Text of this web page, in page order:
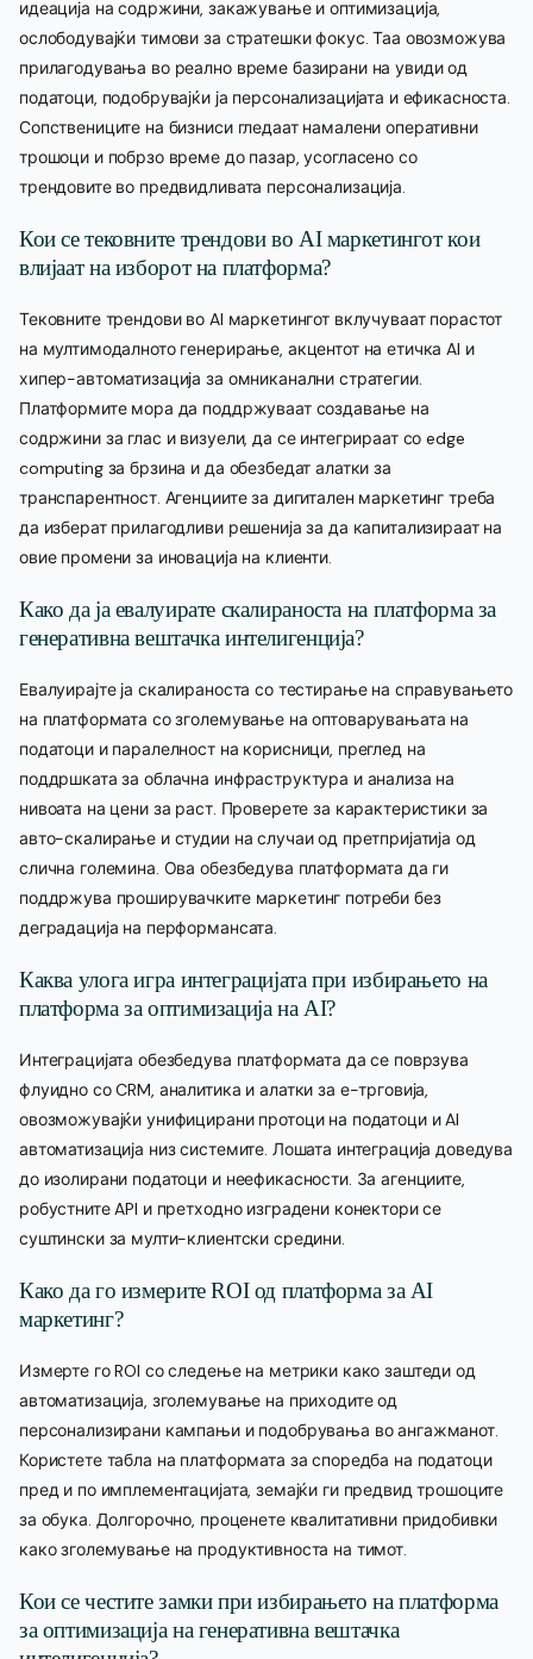
идеација на содржини, закажување и оптимизација,
ослободувајќи тимови за стратешки фокус. Таа овозможува
прилагодувања во реално време базирани на увиди од
податоци, подобрувајќи ја персонализацијата и ефикасноста.
Сопствениците на бизниси гледаат намалени оперативни
трошоци и побрзо време до пазар, усогласено со
трендовите во предвидливата персонализација.
Кои се тековните трендови во AI маркетингот кои
влијаат на изборот на платформа?
Тековните трендови во AI маркетингот вклучуваат порастот
на мултимодалното генерирање, акцентот на етичка AI и
хипер-автоматизација за омниканални стратегии.
Платформите мора да поддржуваат создавање на
содржини за глас и визуели, да се интегрираат со edge
computing за брзина и да обезбедат алатки за
транспарентност. Агенциите за дигитален маркетинг треба
да изберат прилагодливи решенија за да капитализираат на
овие промени за иновација на клиенти.
Како да ја евалуирате скалираноста на платформа за
генеративна вештачка интелигенција?
Евалуирајте ја скалираноста со тестирање на справувањето
на платформата со зголемување на оптоварувањата на
податоци и паралелност на корисници, преглед на
поддршката за облачна инфраструктура и анализа на
нивоата на цени за раст. Проверете за карактеристики за
авто-скалирање и студии на случаи од претпријатија од
слична големина. Ова обезбедува платформата да ги
поддржува проширувачките маркетинг потреби без
деградација на перформансата.
Каква улога игра интеграцијата при избирањето на
платформа за оптимизација на AI?
Интеграцијата обезбедува платформата да се поврзува
флуидно со CRM, аналитика и алатки за е-трговија,
овозможувајќи унифицирани протоци на податоци и AI
автоматизација низ системите. Лошата интеграција доведува
до изолирани податоци и неефикасности. За агенциите,
робустните API и претходно изградени конектори се
суштински за мулти-клиентски средини.
Како да го измерите ROI од платформа за AI
маркетинг?
Измерте го ROI со следење на метрики како заштеди од
автоматизација, зголемување на приходите од
персонализирани кампањи и подобрувања во ангажманот.
Користете табла на платформата за споредба на податоци
пред и по имплементацијата, земајќи ги предвид трошоците
за обука. Долгорочно, проценете квалитативни придобивки
како зголемување на продуктивноста на тимот.
Кои се честите замки при избирањето на платформа
за оптимизација на генеративна вештачка